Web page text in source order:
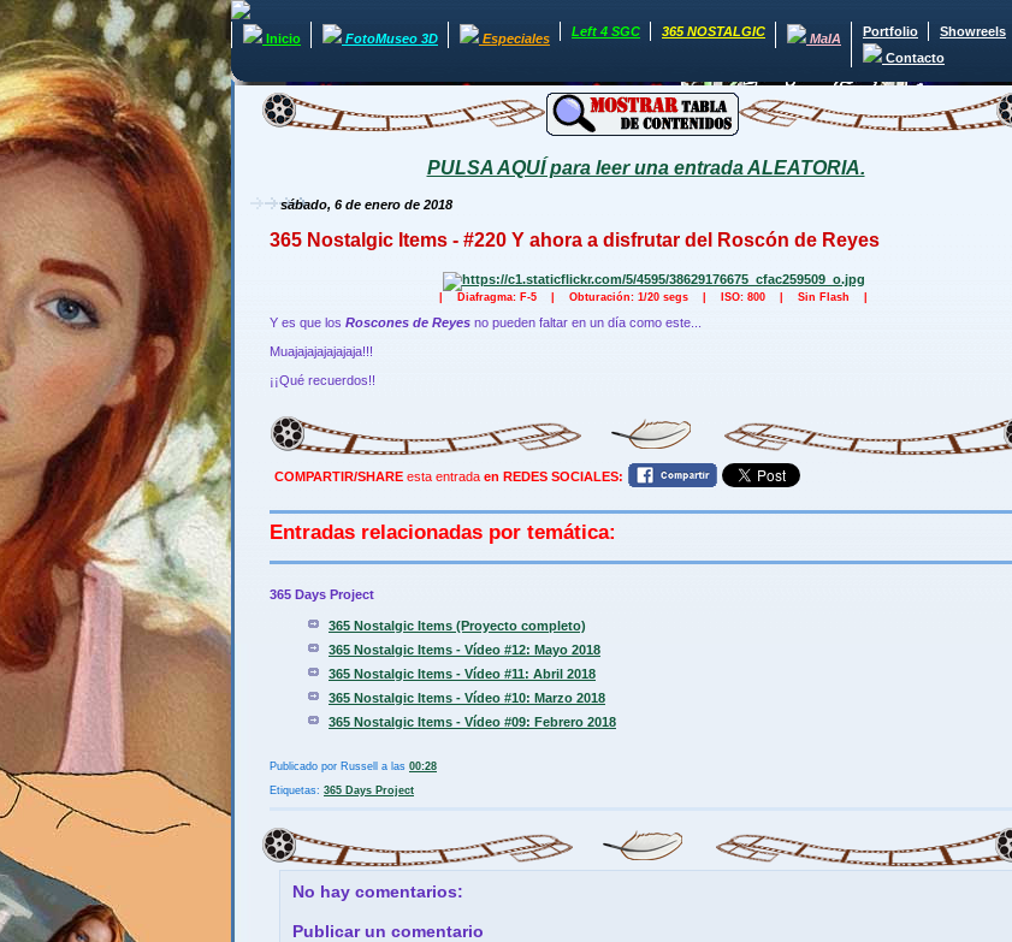
Inicio FotoMuseo 3D Especiales Left 4 SGC 365 NOSTALGIC MaIA Portfolio Showreels
Contacto
PULSA AQUÍ para leer una entrada ALEATORIA.
sábado, 6 de enero de 2018
365 Nostalgic Items - #220 Y ahora a disfrutar del Roscón de Reyes
| Diafragma: F-5 | Obturación: 1/20 segs | ISO: 800 | Sin Flash |
Y es que los Roscones de Reyes no pueden faltar en un día como este...
Muajajajajajajaja!!!
¡¡Qué recuerdos!!
COMPARTIR/SHARE esta entrada en REDES SOCIALES:
Entradas relacionadas por temática:
365 Days Project
365 Nostalgic Items (Proyecto completo)
365 Nostalgic Items - Vídeo #12: Mayo 2018
365 Nostalgic Items - Vídeo #11: Abril 2018
365 Nostalgic Items - Vídeo #10: Marzo 2018
365 Nostalgic Items - Vídeo #09: Febrero 2018
Publicado por Russell a las 00:28
Etiquetas: 365 Days Project
No hay comentarios:
Publicar un comentario